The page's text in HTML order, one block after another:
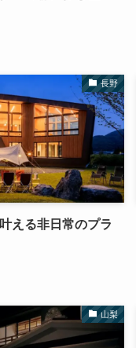
長野
える非日常のプラ
山梨